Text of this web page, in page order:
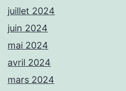
juillet 2024
juin 2024
mai 2024
avril 2024
mars 2024